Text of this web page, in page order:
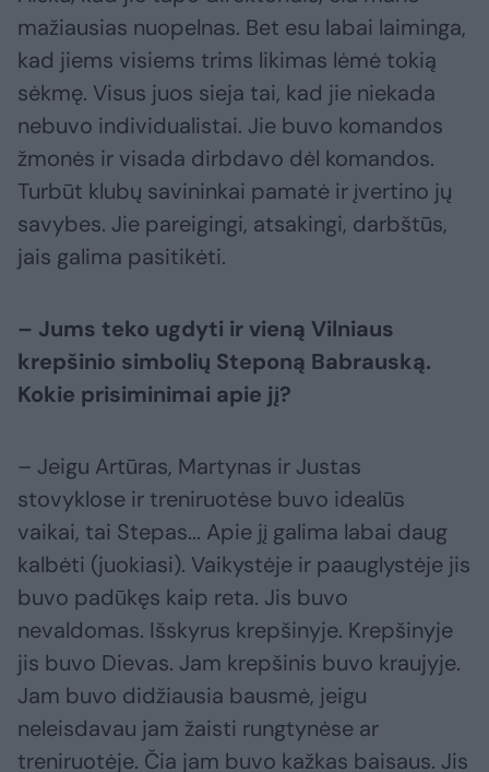
mažiausias nuopelnas. Bet esu labai laiminga,
kad jiems visiems trims likimas lėmė tokią
sėkmę. Visus juos sieja tai, kad jie niekada
nebuvo individualistai. Jie buvo komandos
žmonės ir visada dirbdavo dėl komandos.
Turbūt klubų savininkai pamatė ir įvertino jų
savybes. Jie pareigingi, atsakingi, darbštūs,
jais galima pasitikėti.
– Jums teko ugdyti ir vieną Vilniaus
krepšinio simbolių Steponą Babrauską.
Kokie prisiminimai apie jį?
– Jeigu Artūras, Martynas ir Justas
stovyklose ir treniruotėse buvo idealūs
vaikai, tai Stepas... Apie jį galima labai daug
kalbėti (juokiasi). Vaikystėje ir paauglystėje jis
buvo padūkęs kaip reta. Jis buvo
nevaldomas. Išskyrus krepšinyje. Krepšinyje
jis buvo Dievas. Jam krepšinis buvo kraujyje.
Jam buvo didžiausia bausmė, jeigu
neleisdavau jam žaisti rungtynėse ar
treniruotėje. Čia jam buvo kažkas baisaus. Jis